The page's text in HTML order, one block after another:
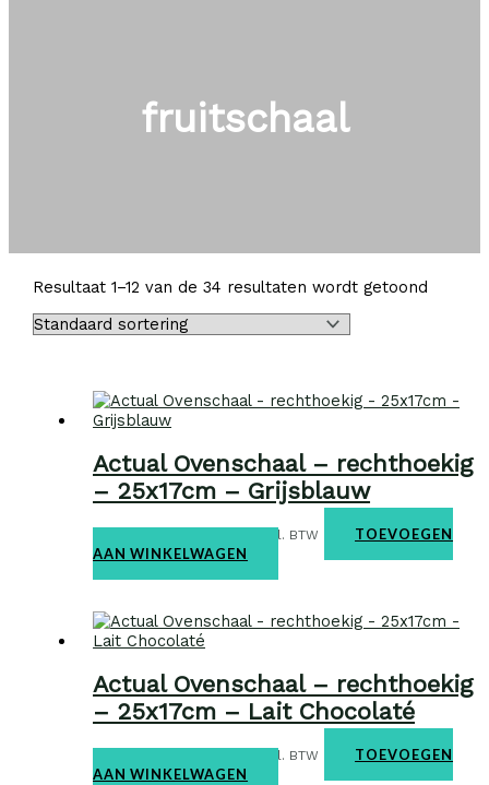
fruitschaal
Resultaat 1–12 van de 34 resultaten wordt getoond
Actual Ovenschaal – rechthoekig
– 25x17cm – Grijsblauw
Ovenschalen€31,95 incl. BTW
TOEVOEGEN
AAN WINKELWAGEN
Actual Ovenschaal – rechthoekig
– 25x17cm – Lait Chocolaté
Ovenschalen€31,95 incl. BTW
TOEVOEGEN
AAN WINKELWAGEN